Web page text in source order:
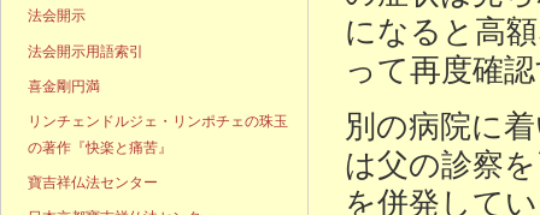
になると高
って再度確
別の病院に
は父の診察
を併発して
法会開示
法会開示用語索引
喜金剛円満
リンチェンドルジェ・リンポチェの珠玉
の著作『快楽と痛苦』
寶吉祥仏法センター